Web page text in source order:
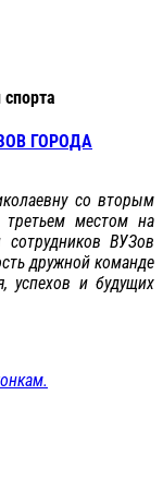
ГОРОДА
со вторым
местом на
ВУЗов
дружной команде
успехов и будущих